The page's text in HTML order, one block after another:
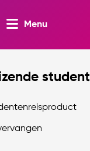
Menu
student